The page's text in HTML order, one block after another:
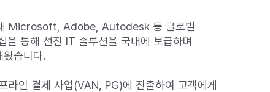
Microsoft, Adobe, Autodesk 등 글로벌
을 통해 선진 IT 솔루션을 국내에 보급하며
습니다.
라인 결제 사업(VAN, PG)에 진출하여 고객에게